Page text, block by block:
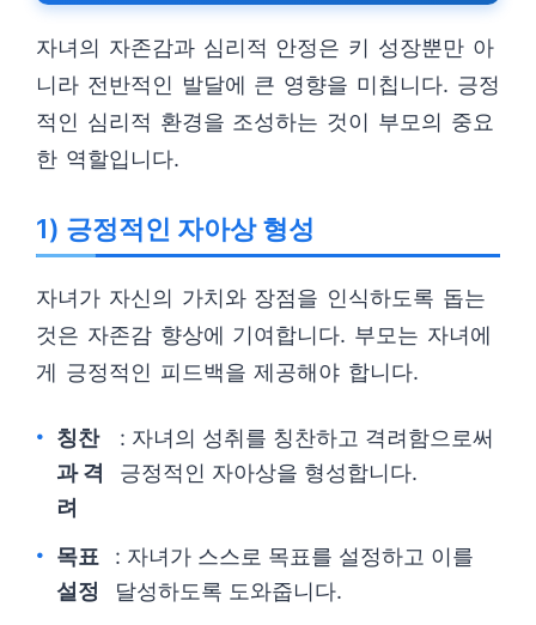
자녀의 자존감과 심리적 안정은 키 성장뿐만 아
니라 전반적인 발달에 큰 영향을 미칩니다. 긍정
적인 심리적 환경을 조성하는 것이 부모의 중요
한 역할입니다.
1) 긍정적인 자아상 형성
자녀가 자신의 가치와 장점을 인식하도록 돕는
것은 자존감 향상에 기여합니다. 부모는 자녀에
게 긍정적인 피드백을 제공해야 합니다.
칭찬
과 격
려
: 자녀의 성취를 칭찬하고 격려함으로써
긍정적인 자아상을 형성합니다.
목표
설정
: 자녀가 스스로 목표를 설정하고 이를
달성하도록 도와줍니다.